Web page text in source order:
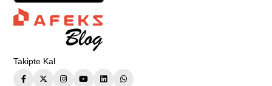
Takipte Kal